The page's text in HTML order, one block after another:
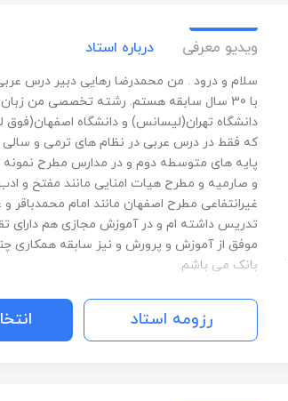
ویدیو معرفی درباره استاد
سلام و درود . من محمدرضا رهایی دبیر درس
با 30 سال سابقه هستم. رشته تخصصی من
دانشگاه تهران(لیسانس) و دانشگاه
که فقط در درس عربی در نظام های ترمی و
پایه های متوسطه دوم و در مدارس مطرح نمونه
و صارمیه و مطرح هیات امنایی مانند مفتح و
غیرانتفاعی مطرح اصفهان مانند امام محمدباقر
تدریس داشته ام و در آموزش مجازی هم دارای
موفق از آموزش و پرورش و نیز سابقه همکاری
بانک می باشم.
رزومه استاد